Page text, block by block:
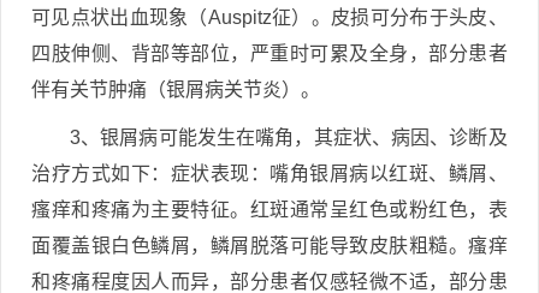
可见点状出血现象（Auspitz征）。皮损可分布于头皮、
四肢伸侧、背部等部位，严重时可累及全身，部分患者
伴有关节肿痛（银屑病关节炎）。
3、银屑病可能发生在嘴角，其症状、病因、诊断及
治疗方式如下：症状表现：嘴角银屑病以红斑、鳞屑、
瘙痒和疼痛为主要特征。红斑通常呈红色或粉红色，表
面覆盖银白色鳞屑，鳞屑脱落可能导致皮肤粗糙。瘙痒
和疼痛程度因人而异，部分患者仅感轻微不适，部分患